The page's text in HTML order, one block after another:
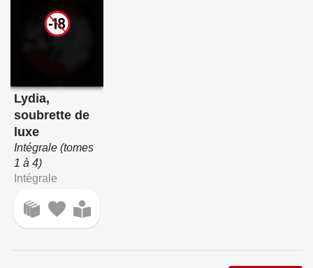
Lydia,
soubrette de
luxe
Intégrale (tomes
1 à 4)
Intégrale